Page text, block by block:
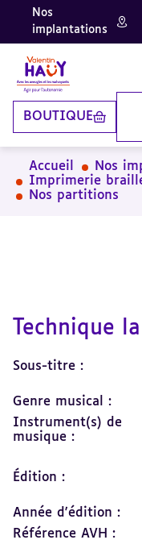
Aller
contenu
principal
Aller
pied
de
page
Aller
la
recherche
Nos
implantations
BOUTIQUE
Accueil
Nos
Imprimerie
Nos partitions
Technique
Sous-titre :
Genre musical :
Instrument(s) de
musique :
Édition :
Année d'édition :
Référence AVH :